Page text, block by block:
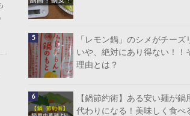
「レモン鍋」のシメがチーズ
いや、絶対にあり得ない！！
理由とは？
【鍋節約術】ある安い麺が鍋
代わりになる！美味しく食べ